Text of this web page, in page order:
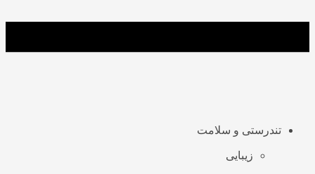
تندرستی و سلامت
زیبایی